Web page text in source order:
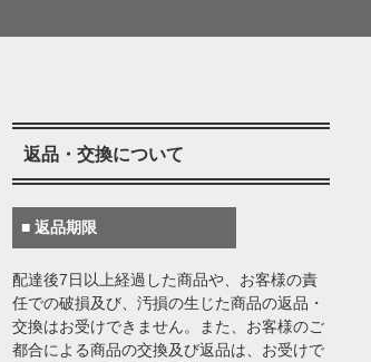
返品・交換について
■ 返品期限
配達後7日以上経過した商品や、お客様の責
任での破損及び、汚損の生じた商品の返品・
交換はお受けできません。また、お客様のご
都合による商品の交換及び返品は、お受けで